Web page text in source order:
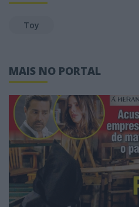
Toy
MAIS NO PORTAL